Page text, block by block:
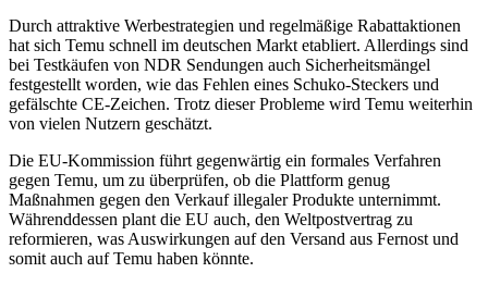
Durch attraktive Werbestrategien und regelmäßige Rabattaktionen
hat sich Temu schnell im deutschen Markt etabliert. Allerdings sind
bei Testkäufen von NDR Sendungen auch Sicherheitsmängel
festgestellt worden, wie das Fehlen eines Schuko-Steckers und
gefälschte CE-Zeichen. Trotz dieser Probleme wird Temu weiterhin
von vielen Nutzern geschätzt.
Die EU-Kommission führt gegenwärtig ein formales Verfahren
gegen Temu, um zu überprüfen, ob die Plattform genug
Maßnahmen gegen den Verkauf illegaler Produkte unternimmt.
Währenddessen plant die EU auch, den Weltpostvertrag zu
reformieren, was Auswirkungen auf den Versand aus Fernost und
somit auch auf Temu haben könnte.